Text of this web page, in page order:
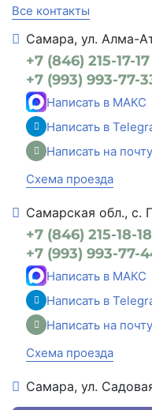
Все контакты
Самара, ул. Алма-
+7 (846) 215-17-17
+7 (993) 993-77-
Написать в МАКС
Написать в
Написать на почту
Схема проезда
Самарская обл., с.
+7 (846) 215-18-18
+7 (993) 993-77-
Написать в МАКС
Написать в
Написать на почту
Схема проезда
Самара, ул.